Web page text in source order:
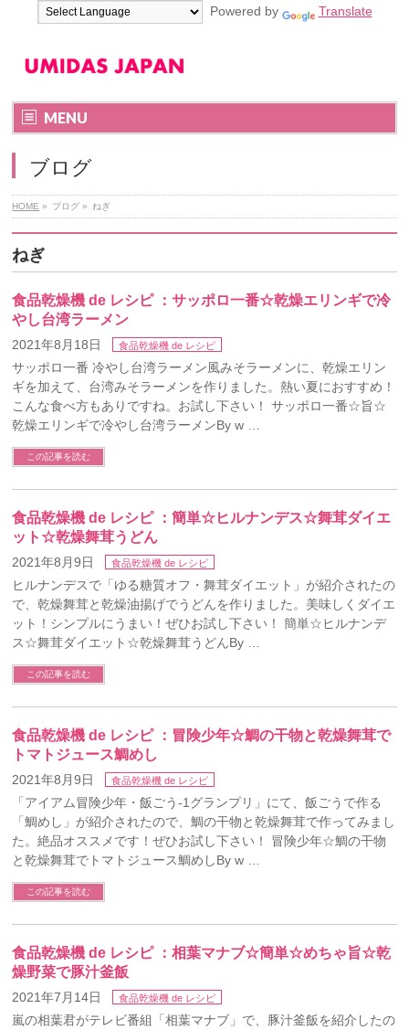
Powered by Translate
MENU
ブログ
HOME » ブログ » ねぎ
ねぎ
食品乾燥機 de レシピ ：サッポロ一番☆乾燥エリンギで冷
やし台湾ラーメン
2021年8月18日 食品乾燥機 de レシピ
サッポロ一番 冷やし台湾ラーメン風みそラーメンに、乾燥エリン
ギを加えて、台湾みそラーメンを作りました。熱い夏におすすめ！
こんな食べ方もありですね。お試し下さい！ サッポロ一番☆旨☆
乾燥エリンギで冷やし台湾ラーメンBy w …
この記事を読む
食品乾燥機 de レシピ ：簡単☆ヒルナンデス☆舞茸ダイエ
ット☆乾燥舞茸うどん
2021年8月9日 食品乾燥機 de レシピ
ヒルナンデスで「ゆる糖質オフ・舞茸ダイエット」が紹介されたの
で、乾燥舞茸と乾燥油揚げでうどんを作りました。美味しくダイエ
ット！シンプルにうまい！ぜひお試し下さい！ 簡単☆ヒルナンデ
ス☆舞茸ダイエット☆乾燥舞茸うどんBy …
この記事を読む
食品乾燥機 de レシピ ：冒険少年☆鯛の干物と乾燥舞茸で
トマトジュース鯛めし
2021年8月9日 食品乾燥機 de レシピ
「アイアム冒険少年・飯ごう-1グランプリ」にて、飯ごうで作る
「鯛めし」が紹介されたので、鯛の干物と乾燥舞茸で作ってみまし
た。絶品オススメです！ぜひお試し下さい！ 冒険少年☆鯛の干物
と乾燥舞茸でトマトジュース鯛めしBy w …
この記事を読む
食品乾燥機 de レシピ ：相葉マナブ☆簡単☆めちゃ旨☆乾
燥野菜で豚汁釜飯
2021年7月14日 食品乾燥機 de レシピ
嵐の相葉君がテレビ番組「相葉マナブ」で、豚汁釜飯を紹介したの